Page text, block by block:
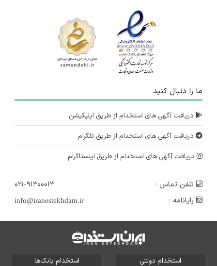
ما را دنبال کنید
دریافت آگهی های استخدام از طریق اپلیکیشن
دریافت آگهی های استخدام از طریق تلگرام
دریافت آگهی های استخدام از طریق اینستاگرام
تلفن تماس :
۰۲۱-۹۱۳۰۰۰۱۳
رایانامه :
info@iranestekhdam.ir
استخدام دولتی استخدام بانک‌ها